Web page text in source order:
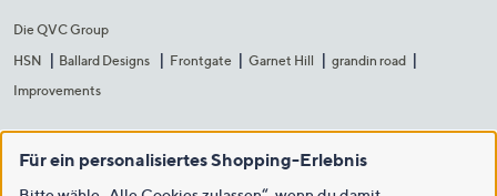
Die QVC Group
HSN
Ballard Designs Frontgate Garnet Hill
grandin road
Improvements
Für ein personalisiertes Shopping-Erlebnis